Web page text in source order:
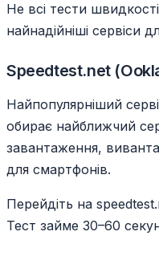
Не всі тести
найнадійніші сервіси
Speedtest.net
Найпопулярніший
обирає найближчий
завантаження,
для смартфонів.
Перейдіть на
Тест займе 30–60